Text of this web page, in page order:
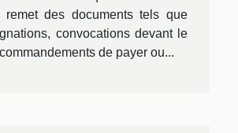
remet des documents tels que
convocations devant le
de payer ou...